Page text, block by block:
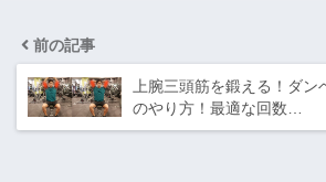
前の記事
上腕三頭筋を鍛える！ダン
のやり方！最適な回数…